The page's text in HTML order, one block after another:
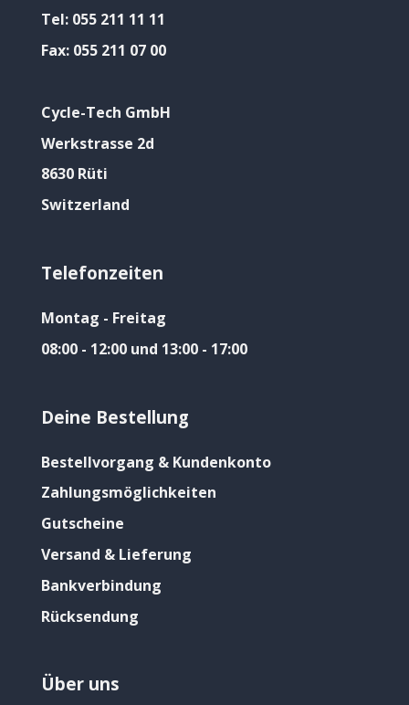
Tel: 055 211 11 11
Fax: 055 211 07 00
Cycle-Tech GmbH
Werkstrasse 2d
8630 Rüti
Switzerland
Telefonzeiten
Montag - Freitag
08:00 - 12:00 und 13:00 - 17:00
Deine Bestellung
Bestellvorgang & Kundenkonto
Zahlungsmöglichkeiten
Gutscheine
Versand & Lieferung
Bankverbindung
Rücksendung
Über uns